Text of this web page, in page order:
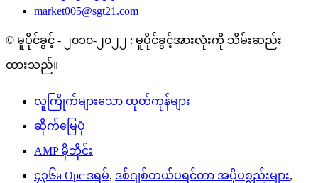
market005@sgt21.com
© မူပိုင်ခွင့် - ၂၀၁၀-၂၀၂၂ : မူပိုင်ခွင့်အားလုံးကို သိမ်းဆည်း
ထားသည်။
လူကြိုက်များသော ထုတ်ကုန်များ
ဆိုက်မြေပုံ
AMP မိုဘိုင်း
၄၃၆a Opc ဒရမ်, ဒစ်ဂျစ်တယ်ပရင်တာ အပိုပစ္စည်းများ,